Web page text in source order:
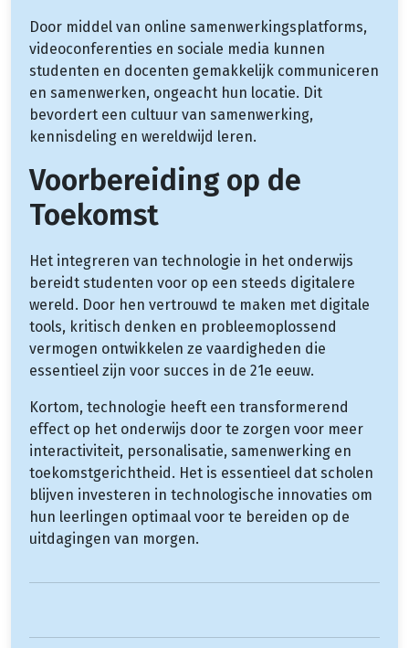
Door middel van online samenwerkingsplatforms,
videoconferenties en sociale media kunnen
studenten en docenten gemakkelijk communiceren
en samenwerken, ongeacht hun locatie. Dit
bevordert een cultuur van samenwerking,
kennisdeling en wereldwijd leren.
Voorbereiding op de
Toekomst
Het integreren van technologie in het onderwijs
bereidt studenten voor op een steeds digitalere
wereld. Door hen vertrouwd te maken met digitale
tools, kritisch denken en probleemoplossend
vermogen ontwikkelen ze vaardigheden die
essentieel zijn voor succes in de 21e eeuw.
Kortom, technologie heeft een transformerend
effect op het onderwijs door te zorgen voor meer
interactiviteit, personalisatie, samenwerking en
toekomstgerichtheid. Het is essentieel dat scholen
blijven investeren in technologische innovaties om
hun leerlingen optimaal voor te bereiden op de
uitdagingen van morgen.